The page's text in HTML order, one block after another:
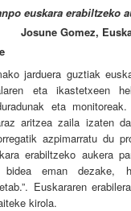
euskara erabiltzeko
Josune Gomez,
jarduera guztiak
eta ikastetxeen
eta monitoreak.
aritzea zaila izaten
azpimarratu du
erabiltzeko aukera
bidea eman dezake,
Euskararen
kirola.